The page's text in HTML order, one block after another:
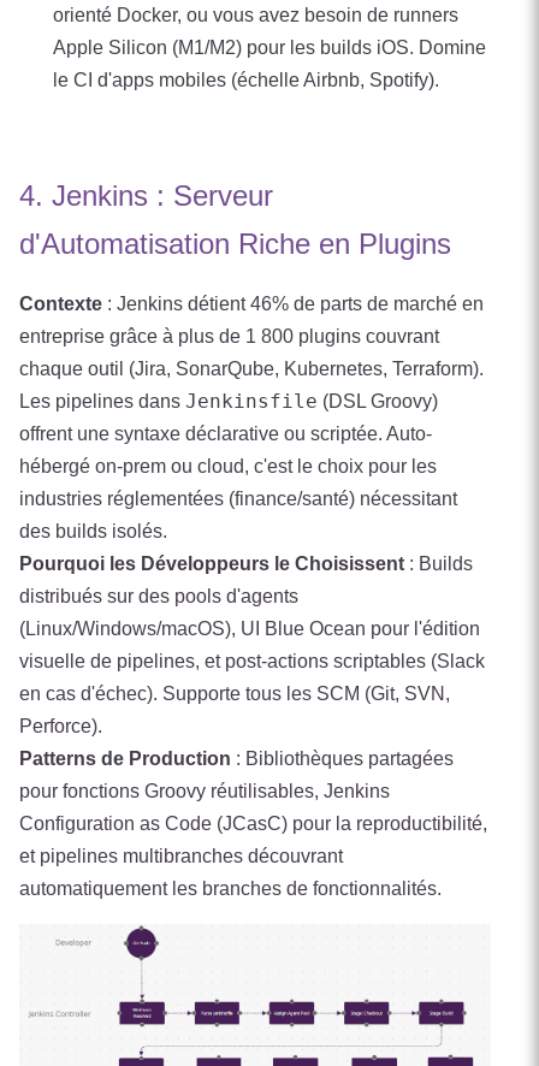
orienté Docker, ou vous avez besoin de runners
Apple Silicon (M1/M2) pour les builds iOS. Domine
le CI d'apps mobiles (échelle Airbnb, Spotify).
4. Jenkins : Serveur
d'Automatisation Riche en Plugins
Contexte : Jenkins détient 46% de parts de marché en
entreprise grâce à plus de 1 800 plugins couvrant
chaque outil (Jira, SonarQube, Kubernetes, Terraform).
Les pipelines dans Jenkinsfile (DSL Groovy)
offrent une syntaxe déclarative ou scriptée. Auto-
hébergé on-prem ou cloud, c'est le choix pour les
industries réglementées (finance/santé) nécessitant
des builds isolés.
Pourquoi les Développeurs le Choisissent : Builds
distribués sur des pools d'agents
(Linux/Windows/macOS), UI Blue Ocean pour l'édition
visuelle de pipelines, et post-actions scriptables (Slack
en cas d'échec). Supporte tous les SCM (Git, SVN,
Perforce).
Patterns de Production : Bibliothèques partagées
pour fonctions Groovy réutilisables, Jenkins
Configuration as Code (JCasC) pour la reproductibilité,
et pipelines multibranches découvrant
automatiquement les branches de fonctionnalités.